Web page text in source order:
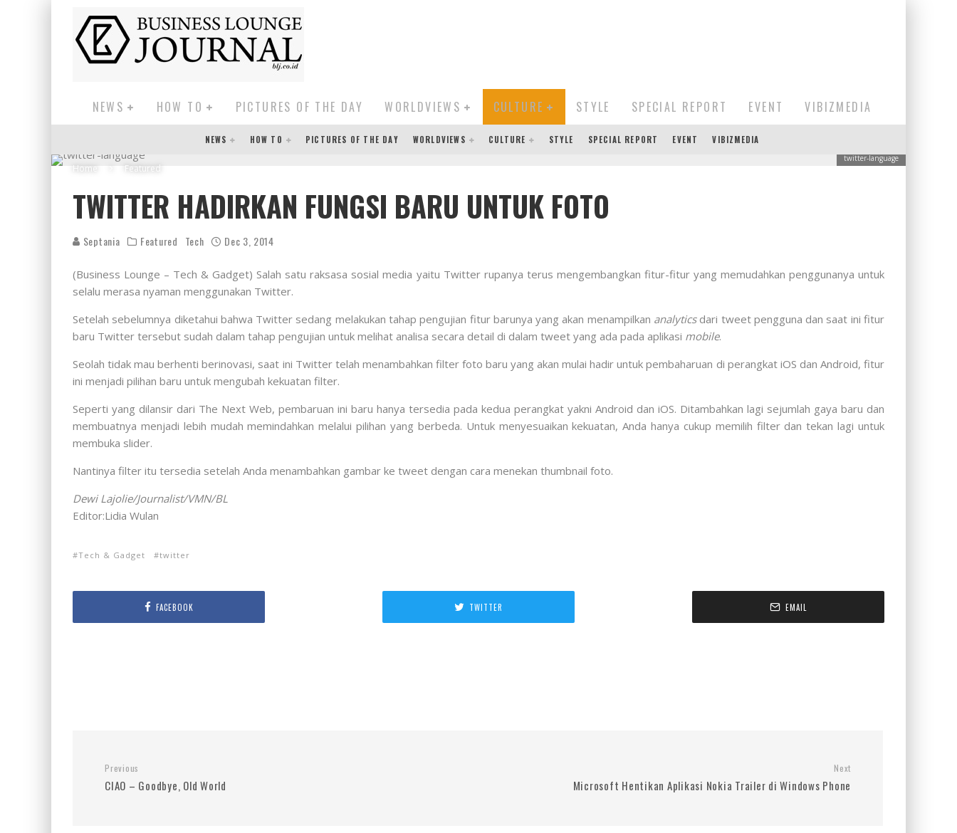
NEWS HOW TO PICTURES OF THE DAY WORLDVIEWS CULTURE STYLE SPECIAL REPORT EVENT VIBIZMEDIA
NEWS HOW TO PICTURES OF THE DAY WORLDVIEWS CULTURE STYLE SPECIAL REPORT EVENT VIBIZMEDIA
Home Featured
twitter-language
TWITTER HADIRKAN FUNGSI BARU UNTUK FOTO
Septania Featured Tech Dec 3, 2014
(Business Lounge – Tech & Gadget) Salah satu raksasa sosial media yaitu Twitter rupanya terus mengembangkan fitur-fitur yang memudahkan penggunanya untuk
selalu merasa nyaman menggunakan Twitter.
Setelah sebelumnya diketahui bahwa Twitter sedang melakukan tahap pengujian fitur barunya yang akan menampilkan analyticsdari tweet pengguna dan saat ini fitur
baru Twitter tersebut sudah dalam tahap pengujian untuk melihat analisa secara detail di dalam tweet yang ada pada aplikasi mobile.
Seolah tidak mau berhenti berinovasi, saat ini Twitter telah menambahkan filter foto baru yang akan mulai hadir untuk pembaharuan di perangkat iOS dan Android, fitur
ini menjadi pilihan baru untuk mengubah kekuatan filter.
Seperti yang dilansir dari The Next Web, pembaruan ini baru hanya tersedia pada kedua perangkat yakni Android dan iOS. Ditambahkan lagi sejumlah gaya baru dan
membuatnya menjadi lebih mudah memindahkan melalui pilihan yang berbeda. Untuk menyesuaikan kekuatan, Anda hanya cukup memilih filter dan tekan lagi untuk
membuka slider.
Nantinya filter itu tersedia setelah Anda menambahkan gambar ke tweet dengan cara menekan thumbnail foto.
Dewi Lajolie/Journalist/VMN/BL
Editor:Lidia Wulan
Tech & Gadget twitter
FACEBOOK TWITTER EMAIL
Previous
CIAO – Goodbye, Old World
Next
Microsoft Hentikan Aplikasi Nokia Trailer di Windows Phone